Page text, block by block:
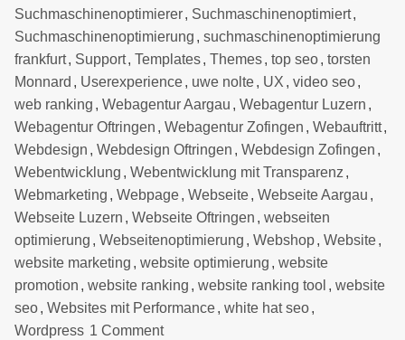
Suchmaschinenoptimierer, Suchmaschinenoptimiert,
Suchmaschinenoptimierung , suchmaschinenoptimierung
frankfurt, Support, Templates, Themes, top seo, torsten
Monnard , Userexperience, uwe nolte, UX , video seo,
web ranking , Webagentur Aargau , Webagentur Luzern ,
Webagentur Oftringen , Webagentur Zofingen , Webauftritt,
Webdesign , Webdesign Oftringen , Webdesign Zofingen ,
Webentwicklung , Webentwicklung mit Transparenz ,
Webmarketing , Webpage, Webseite, Webseite Aargau ,
Webseite Luzern , Webseite Oftringen , webseiten
optimierung , Webseitenoptimierung , Webshop, Website,
website marketing , website optimierung , website
promotion , website ranking , website ranking tool , website
seo, Websites mit Performance, white hat seo,
Wordpress 1 Comment